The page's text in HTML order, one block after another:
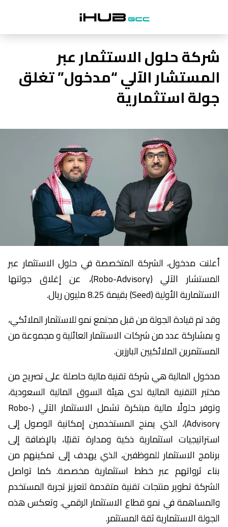
شركة حلول الاستثمار عبر
المستشار الآلي “مدخول” تغلق
جولة استثمارية
أعلنت مدخول، الشركة المتخصصة في حلول الاستثمار عبر
المستشار الآلي (Robo-Advisory)، عن إغلاق جولتها
الاستثمارية الأولية (Seed) بقيمة 8.25 مليون ريال.
وقد تم قيادة الجولة من قبل مجتمع نمو للاستثمار الملائكي،
و بمشاركة عدد من شركات الاستثمار العائلية و مجموعة من
المستثمرين الملائكيين البارزين.
مدخول المالية هي شركة تقنية مالية حاصلة على تصريح من
مختبر التقنية المالية لدى هيئة السوق المالية السعودية،
وتوفر حلولًا مالية مبتكرة تشمل الاستثمار الآلي (Robo-
Advisory)، الذي يمنح المستخدمين إمكانية الوصول إلى
استراتيجيات استثمارية ذكية ومدارة تقنيًا، بالإضافة إلى
برنامج الاستثمار للموظفين، الذي يهدف إلى تمكينهم من
بناء ثرواتهم عبر خطط استثمارية مخصصة. كما تواصل
الشركة تطوير منتجات تقنية متقدمة لتعزيز تجربة المستخدم
والمساهمة في نمو قطاع الاستثمار الرقمي. وتعكس هذه
الجولة الاستثمارية ثقة المستثمر.